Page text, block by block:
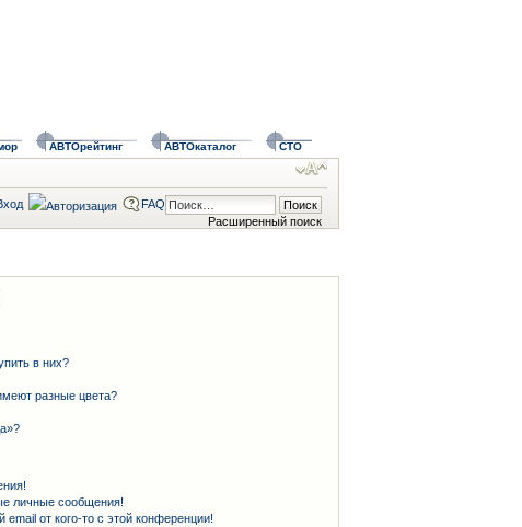
АВТОрейтинг АВТОкаталог СТО
Расширенный поиск
FAQ
в них?
разные цвета?
личные сообщения!
от кого-то с этой конференции!